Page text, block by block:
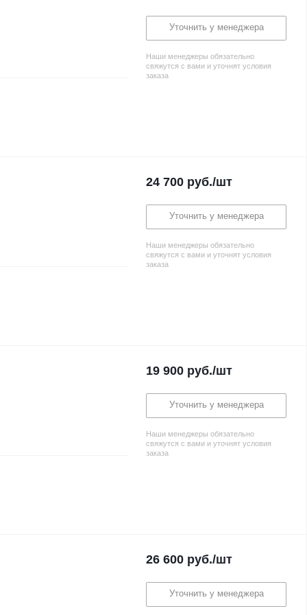
Уточнить у менеджера
Наши менеджеры обязательно
свяжутся с вами и уточнят условия
заказа
24 700 руб./шт
Уточнить у менеджера
Наши менеджеры обязательно
свяжутся с вами и уточнят условия
заказа
19 900 руб./шт
Уточнить у менеджера
Наши менеджеры обязательно
свяжутся с вами и уточнят условия
заказа
26 600 руб./шт
Уточнить у менеджера